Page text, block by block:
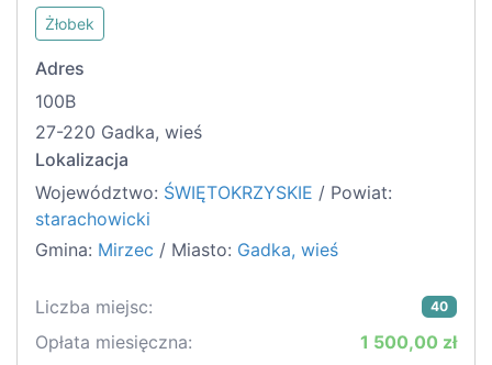
Żłobek
Adres
100B
27-220 Gadka, wieś
Lokalizacja
Województwo: ŚWIĘTOKRZYSKIE / Powiat:
starachowicki
Gmina: Mirzec / Miasto: Gadka, wieś
Liczba miejsc: 40
Opłata miesięczna:
1 500,00 zł